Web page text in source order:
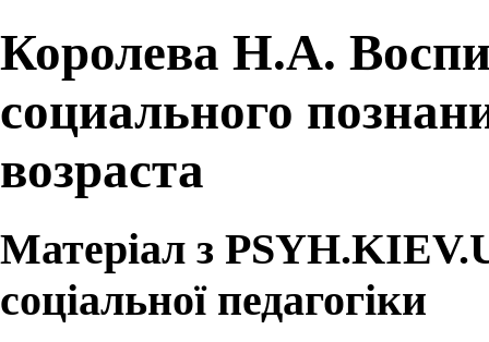
Королева Н.А.
социального
возраста
Матеріал з
соціальної педагогіки